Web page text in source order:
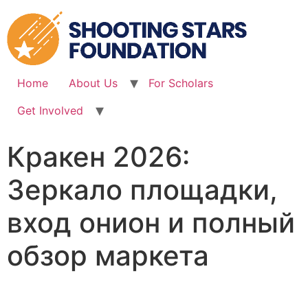
to
content
Home About Us
For Scholars
Get Involved
Кракен 2026:
Зеркало площадки,
вход онион и полный
обзор маркета